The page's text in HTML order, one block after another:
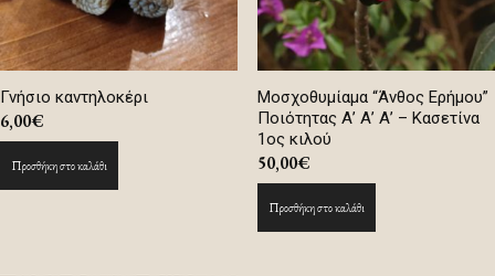
Γνήσιο καντηλοκέρι
6,00€
Προσθήκη στο καλάθι
Μοσχοθυμίαμα “Άνθος Ερήμου”
Ποιότητας Α’ Α’ Α’ – Κασετίνα
1ος κιλού
50,00€
Προσθήκη στο καλάθι